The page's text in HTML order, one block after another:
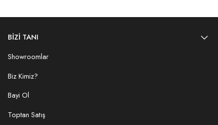
BİZİ TANI
Showroomlar
Biz Kimiz?
Bayi Ol
Toptan Satış